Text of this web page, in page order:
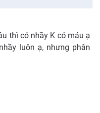
thì có nhầy K có máu ạ
luôn ạ, nhưng phân